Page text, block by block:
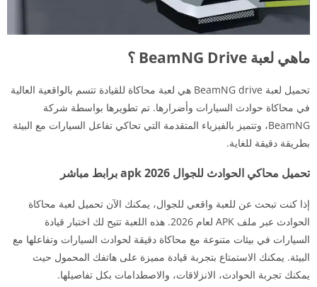
ماهي لعبة BeamNG Drive ؟
تحميل لعبة BeamNG drive هي لعبة محاكاة للقيادة تتسم بالواقعية العالية
في محاكاة حوادث السيارات وأضرارها. تم تطويرها بواسطة شركة
BeamNG، وتتميز بالفيزياء المتقدمة التي تحاكي تفاعل السيارات مع البيئة
بطريقة دقيقة للغاية.
تحميل محاكي الحوادث للجوال apk 2026 برابط مباشر
إذا كنت تبحث عن للعبة واقعي للجوال، يمكنك الآن تحميل لعبة محاكاة
الحوادث عبر ملف APK لعام 2026. هذه اللعبة تتيح لك اختبار قيادة
السيارات في بيئات متنوعة مع محاكاة دقيقة لحوادث السيارات وتفاعلها مع
البيئة. يمكنك الاستمتاع بتجربة قيادة مميزة على هاتفك المحمول حيث
يمكنك تجربة الحوادث، الانزلاقات، والاصطدامات بكل تفاصيلها.